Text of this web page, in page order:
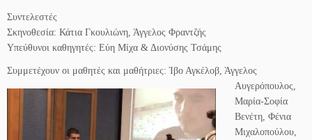
Συντελεστές
Σκηνοθεσία: Κάτια Γκουλιώνη, Άγγελος Φραντζής
Υπεύθυνοι καθηγητές: Εύη Μίχα & Διονύσης Τσάμης
Συμμετέχουν οι μαθητές και μαθήτριες: Ίβο Αγκέλοβ, Άγγελος
Αυγερόπουλος,
Μαρία-Σοφία
Βενέτη, Φένια
Μιχαλοπούλου,